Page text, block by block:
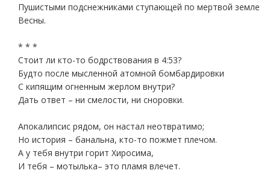
Пушистыми подснежниками ступающей по мертвой земле
Весны.
* * *
Стоит ли кто-то бодрствования в 4:53?
Будто после мысленной атомной бомбардировки
С кипящим огненным жерлом внутри?
Дать ответ – ни смелости, ни сноровки.
Апокалипсис рядом, он настал неотвратимо;
Но история – банальна, кто-то пожмет плечом.
А у тебя внутри горит Хиросима,
И тебя – мотылька– это пламя влечет.